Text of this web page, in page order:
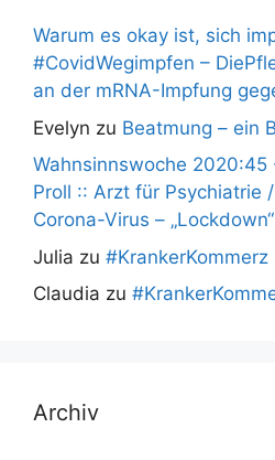
Warum es okay ist, sich
#CovidWegimpfen –
an der mRNA-Impfung
Evelyn zu Beatmung – ein
Wahnsinnswoche 2020:45
Proll :: Arzt für Psychiatrie
Corona-Virus –
Julia zu #KrankerKommerz
Claudia zu
Archiv